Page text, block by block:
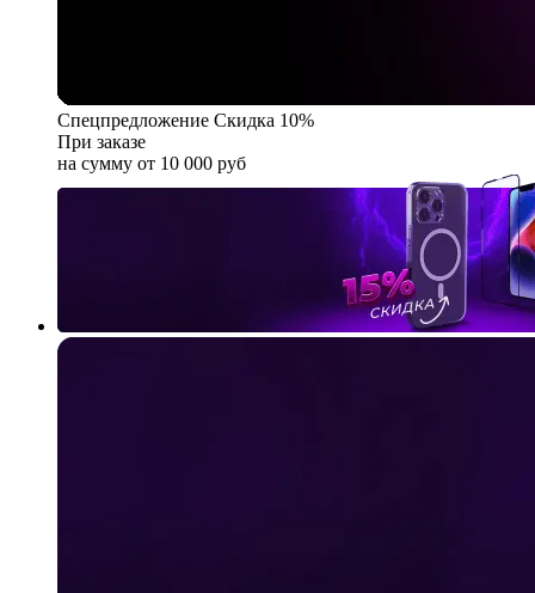
Спецпредложение Скидка 10%
При заказе
на сумму от 10 000 руб